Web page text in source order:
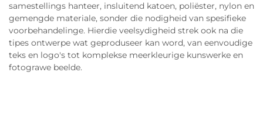
samestellings hanteer, insluitend katoen, poliëster, nylon en
gemengde materiale, sonder die nodigheid van spesifieke
voorbehandelinge. Hierdie veelsydigheid strek ook na die
tipes ontwerpe wat geproduseer kan word, van eenvoudige
teks en logo's tot komplekse meerkleurige kunswerke en
fotograwe beelde.